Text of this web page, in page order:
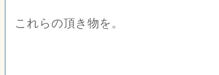
これらの頂き物を。